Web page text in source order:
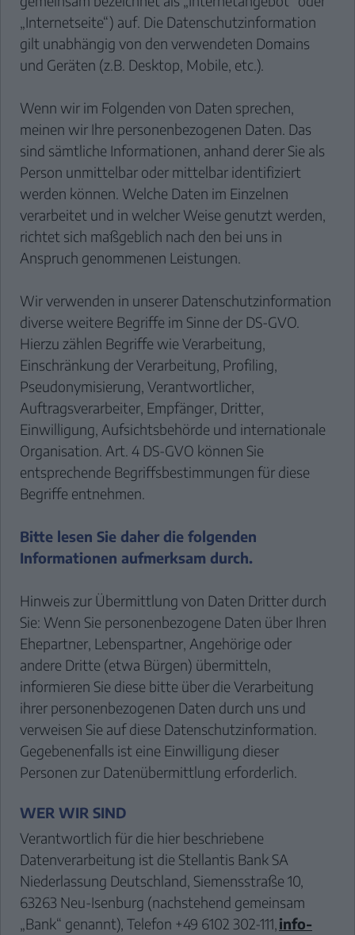
„Internetseite“) auf. Die Datenschutzinformation
gilt unabhängig von den verwendeten Domains
und Geräten (z.B. Desktop, Mobile, etc.).
Wenn wir im Folgenden von Daten sprechen,
meinen wir Ihre personenbezogenen Daten. Das
sind sämtliche Informationen, anhand derer Sie als
Person unmittelbar oder mittelbar identifiziert
werden können. Welche Daten im Einzelnen
verarbeitet und in welcher Weise genutzt werden,
richtet sich maßgeblich nach den bei uns in
Anspruch genommenen Leistungen.
Wir verwenden in unserer Datenschutzinformation
diverse weitere Begriffe im Sinne der DS-GVO.
Hierzu zählen Begriffe wie Verarbeitung,
Einschränkung der Verarbeitung, Profiling,
Pseudonymisierung, Verantwortlicher,
Auftragsverarbeiter, Empfänger, Dritter,
Einwilligung, Aufsichtsbehörde und internationale
Organisation. Art. 4 DS-GVO können Sie
entsprechende Begriffsbestimmungen für diese
Begriffe entnehmen.
Bitte lesen Sie daher die folgenden
Informationen aufmerksam durch.
Hinweis zur Übermittlung von Daten Dritter durch
Sie: Wenn Sie personenbezogene Daten über Ihren
Ehepartner, Lebenspartner, Angehörige oder
andere Dritte (etwa Bürgen) übermitteln,
informieren Sie diese bitte über die Verarbeitung
ihrer personenbezogenen Daten durch uns und
verweisen Sie auf diese Datenschutzinformation.
Gegebenenfalls ist eine Einwilligung dieser
Personen zur Datenübermittlung erforderlich.
WER WIR SIND
Verantwortlich für die hier beschriebene
Datenverarbeitung ist die Stellantis Bank SA
Niederlassung Deutschland, Siemensstraße 10,
63263 Neu-Isenburg (nachstehend gemeinsam
„Bank“ genannt), Telefon +49 6102 302-111, info-